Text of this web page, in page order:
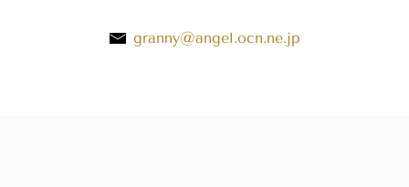
granny@angel.ocn.ne.jp